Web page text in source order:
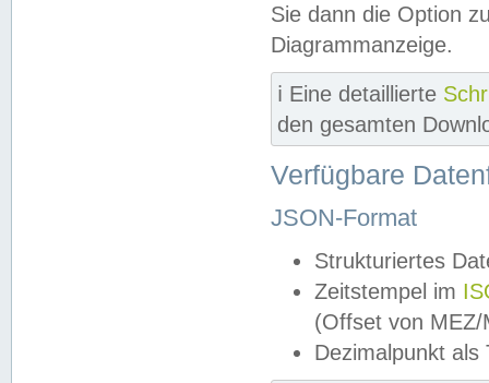
Sie dann die Option
Diagrammanzeige.
ℹ️ Eine detaillierte
den gesamten
Verfügbare
JSON-Format
Strukturiertes
Zeitstempel im
(Offset von MEZ/
Dezimalpunkt als